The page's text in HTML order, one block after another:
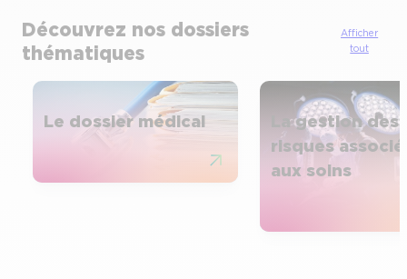
Découvrez nos dossiers
thématiques
Afficher
tout
Le dossier médical
La gestion des
risques
aux soins